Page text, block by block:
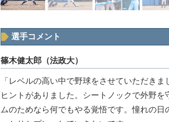
選手コメント
篠木健太郎（法政大）
「レベルの高い中で野球をさせていただき
ヒントがありました。シートノックで外野
ムのためなら何でもやる覚悟です。憧れの